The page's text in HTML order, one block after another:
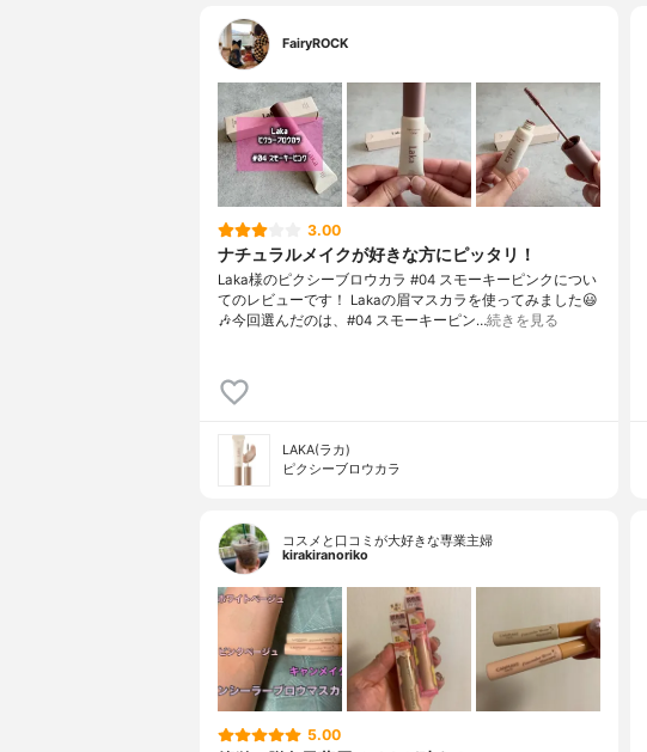
FairyROCK
3.00
ナチュラルメイクが好きな方にピッタリ！
Laka様のピクシーブロウカラ #04 スモーキーピンクについ
てのレビューです！ Lakaの眉マスカラを使ってみました😃
🎶今回選んだのは、#04 スモーキーピン…続きを見る
LAKA(ラカ)
ピクシーブロウカラ
コスメと口コミが大好きな専業主婦
kirakiranoriko
5.00